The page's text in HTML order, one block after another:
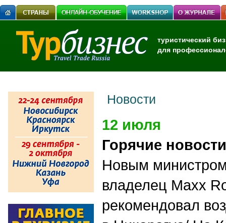
туристический
для
Новости
12 июля
Горячие новости
Новым
владелец Maxx
рекомендовал